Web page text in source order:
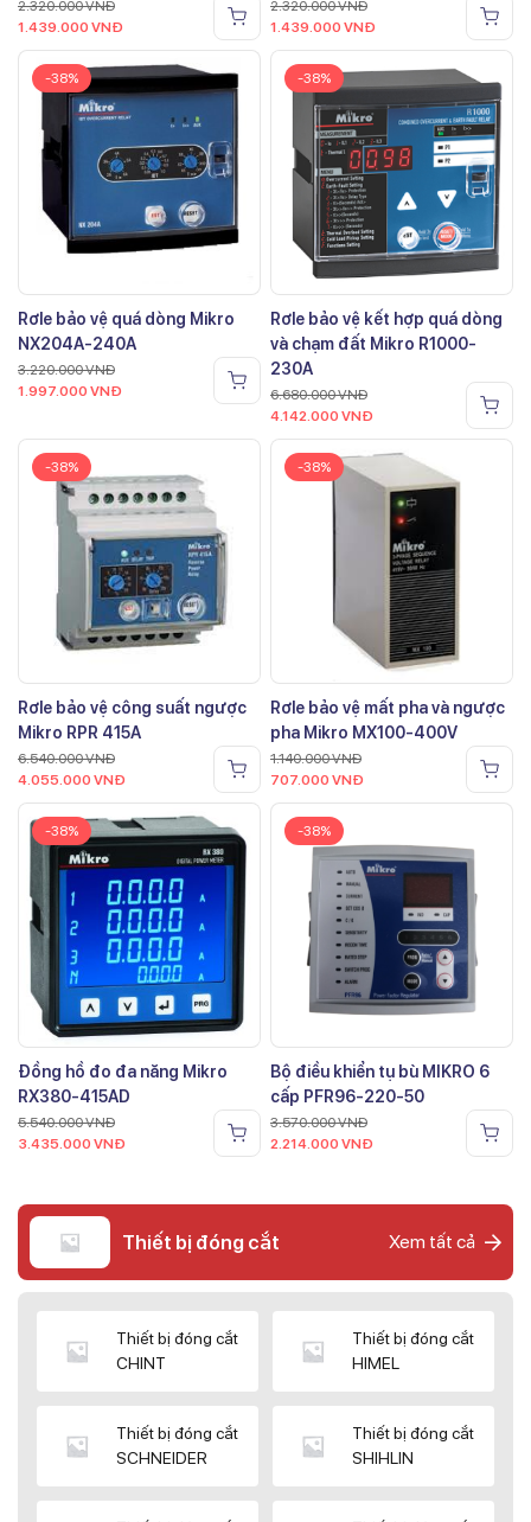
2.320.000VNĐ
1.439.000 VNĐ
2.320.000VNĐ
1.439.000 VNĐ
-38%
Rơle bảo vệ quá dòng Mikro
NX204A-240A
3.220.000VNĐ
1.997.000 VNĐ
-38%
Rơle bảo vệ kết hợp quá dòng
và chạm đất Mikro R1000-
230A
6.680.000VNĐ
4.142.000 VNĐ
-38%
Rơle bảo vệ công suất ngược
Mikro RPR 415A
6.540.000VNĐ
4.055.000 VNĐ
-38%
Rơle bảo vệ mất pha và ngược
pha Mikro MX100-400V
1.140.000VNĐ
707.000 VNĐ
-38%
Đồng hồ đo đa năng Mikro
RX380-415AD
5.540.000VNĐ
3.435.000 VNĐ
-38%
Bộ điều khiển tụ bù MIKRO 6
cấp PFR96-220-50
3.570.000VNĐ
2.214.000 VNĐ
Thiết bị đóng cắt Xem tất cả
Thiết bị đóng cắt
CHINT
Thiết bị đóng cắt
HIMEL
Thiết bị đóng cắt
SCHNEIDER
Thiết bị đóng cắt
SHIHLIN